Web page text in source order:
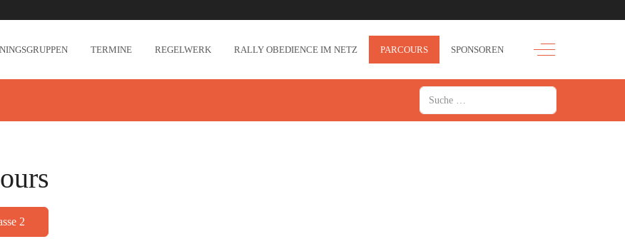
TERMINE REGELWERK RALLY OBEDIENCE IM NETZ PARCOURS SPONSOREN Off-Canvas Toggle
Suchen
2